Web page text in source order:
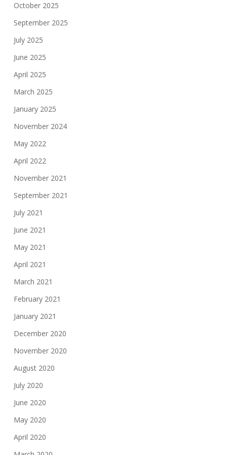
October 2025
September 2025
July 2025
June 2025
April 2025
March 2025
January 2025
November 2024
May 2022
April 2022
November 2021
September 2021
July 2021
June 2021
May 2021
April 2021
March 2021
February 2021
January 2021
December 2020
November 2020
August 2020
July 2020
June 2020
May 2020
April 2020